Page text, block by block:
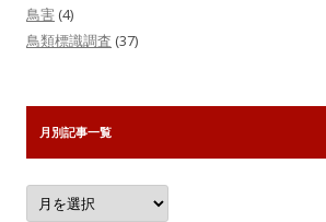
鳥害 (4)
鳥類標識調査 (37)
月別記事一覧
月
別